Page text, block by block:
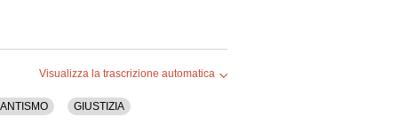
dei Deputati(FORZA ITALIA)
sec
Visualizza la trascrizione automatica
GIUSTIZIA